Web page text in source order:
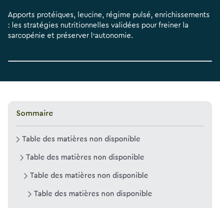
Apports protéiques, leucine, régime pulsé, enrichissements
: les stratégies nutritionnelles validées pour freiner la
sarcopénie et préserver l’autonomie.
Sommaire
Table des matières non disponible
Table des matières non disponible
Table des matières non disponible
Table des matières non disponible